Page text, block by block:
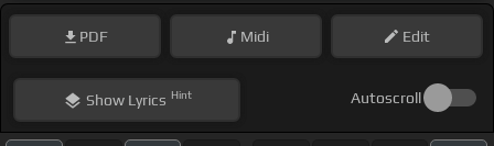
PDF Midi Edit
ShowLyrics Hint Autoscroll